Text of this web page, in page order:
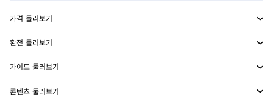
MetaMask Connect
Snaps
웹3 서비스
보안
고객 지원
가격 둘러보기
이더리움 가격
솔라나 가격
환전 둘러보기
ETH를 USD로 환전
USDT를 INR로 환전
가이드 둘러보기
ETH 매수
콘텐츠 둘러보기